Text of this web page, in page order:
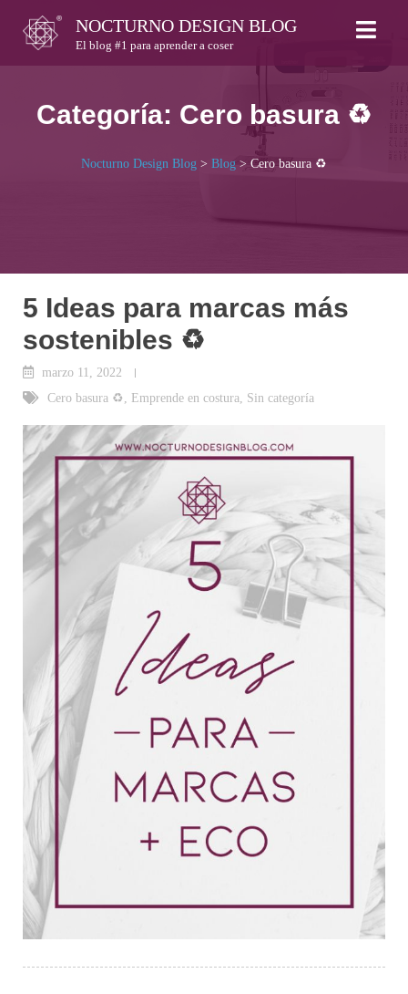
content
NOCTURNO DESIGN BLOG
El blog #1 para aprender a coser
Categoría: Cero basura ♻
Nocturno Design Blog > Blog > Cero basura ♻
5 Ideas para marcas más
sostenibles ♻
marzo 11, 2022
Cero basura ♻ , Emprende en costura, Sin categoría